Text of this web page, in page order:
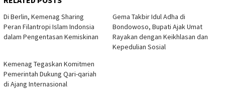
Di Berlin, Kemenag Sharing
Peran Filantropi Islam Indonsia
dalam Pengentasan Kemiskinan
Gema Takbir Idul Adha di
Bondowoso, Bupati Ajak Umat
Rayakan dengan Keikhlasan dan
Kepedulian Sosial
Kemenag Tegaskan Komitmen
Pemerintah Dukung Qari-qariah
di Ajang Internasional